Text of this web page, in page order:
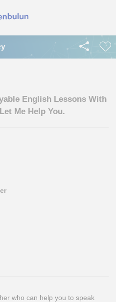
English Lessons With
Me Help You.
who can help you to speak